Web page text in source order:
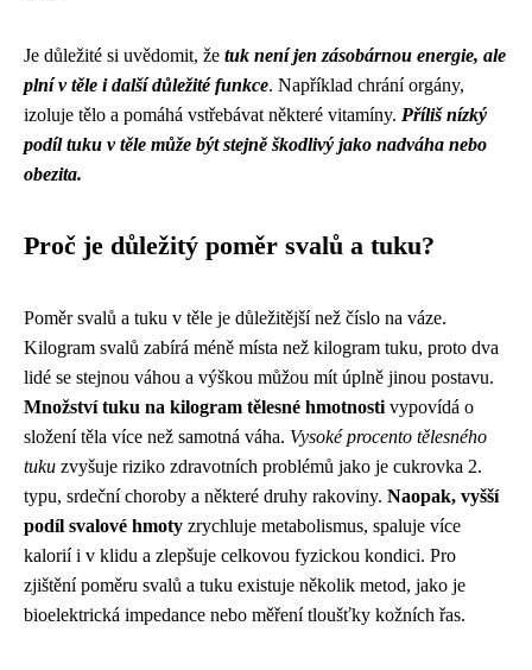
Je důležité si uvědomit, že tuk není jen zásobárnou energie, ale
plní v těle i další důležité funkce. Například chrání orgány,
izoluje tělo a pomáhá vstřebávat některé vitamíny. Příliš nízký
podíl tuku v těle může být stejně škodlivý jako nadváha nebo
obezita.
Proč je důležitý poměr svalů a tuku?
Poměr svalů a tuku v těle je důležitější než číslo na váze.
Kilogram svalů zabírá méně místa než kilogram tuku, proto dva
lidé se stejnou váhou a výškou můžou mít úplně jinou postavu.
Množství tuku na kilogram tělesné hmotnosti vypovídá o
složení těla více než samotná váha. Vysoké procento tělesného
tuku zvyšuje riziko zdravotních problémů jako je cukrovka 2.
typu, srdeční choroby a některé druhy rakoviny. Naopak, vyšší
podíl svalové hmoty zrychluje metabolismus, spaluje více
kalorií i v klidu a zlepšuje celkovou fyzickou kondici. Pro
zjištění poměru svalů a tuku existuje několik metod, jako je
bioelektrická impedance nebo měření tloušťky kožních řas.